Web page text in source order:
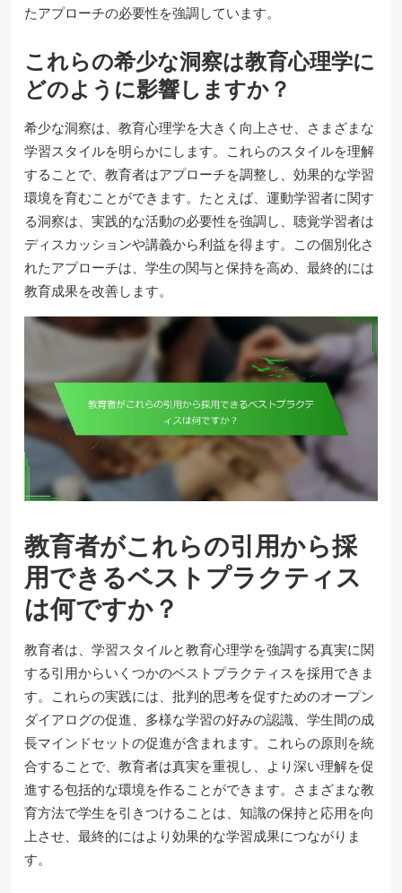
たアプローチの必要性を強調しています。
これらの希少な洞察は教育心理学に
どのように影響しますか？
希少な洞察は、教育心理学を大きく向上させ、さまざまな
学習スタイルを明らかにします。これらのスタイルを理解
することで、教育者はアプローチを調整し、効果的な学習
環境を育むことができます。たとえば、運動学習者に関す
る洞察は、実践的な活動の必要性を強調し、聴覚学習者は
ディスカッションや講義から利益を得ます。この個別化さ
れたアプローチは、学生の関与と保持を高め、最終的には
教育成果を改善します。
教育者がこれらの引用から採
用できるベストプラクティス
は何ですか？
教育者は、学習スタイルと教育心理学を強調する真実に関
する引用からいくつかのベストプラクティスを採用できま
す。これらの実践には、批判的思考を促すためのオープン
ダイアログの促進、多様な学習の好みの認識、学生間の成
長マインドセットの促進が含まれます。これらの原則を統
合することで、教育者は真実を重視し、より深い理解を促
進する包括的な環境を作ることができます。さまざまな教
育方法で学生を引きつけることは、知識の保持と応用を向
上させ、最終的にはより効果的な学習成果につながりま
す。